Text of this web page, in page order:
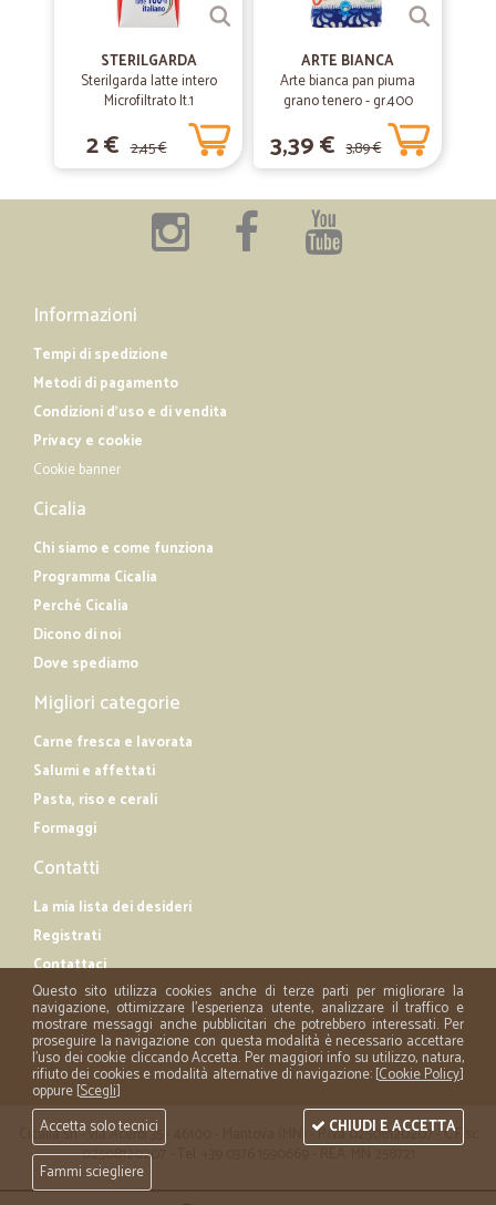
STERILGARDA
Sterilgarda latte intero
Microfiltrato lt.1
2 € 2,45 €
ARTE BIANCA
Arte bianca pan piuma
grano tenero - gr.400
3,39 € 3,89 €
Informazioni
Tempi di spedizione
Metodi di pagamento
Condizioni d'uso e di vendita
Privacy e cookie
Cookie banner
Cicalia
Chi siamo e come funziona
Programma Cicalia
Perché Cicalia
Dicono di noi
Dove spediamo
Migliori categorie
Carne fresca e lavorata
Salumi e affettati
Pasta, riso e cerali
Formaggi
Contatti
La mia lista dei desideri
Registrati
Contattaci
Cicalia srl - via Acerbi 35 - 46100 - Mantova (MN) - P.iva 02508120207 - C.Fisc
02508120207 - Tel. +39 0376 1590669 - REA: MN 258721
Questo sito utilizza cookies anche di terze parti per migliorare la
navigazione, ottimizzare l'esperienza utente, analizzare il traffico e
mostrare messaggi anche pubblicitari che potrebbero interessati. Per
proseguire la navigazione con questa modalità è necessario accettare
l'uso dei cookie cliccando Accetta. Per maggiori info su utilizzo, natura,
rifiuto dei cookies e modalità alternative di navigazione: [Cookie Policy]
oppure [Scegli]
Accetta solo tecnici
Fammi sciegliere
CHIUDI E ACCETTA